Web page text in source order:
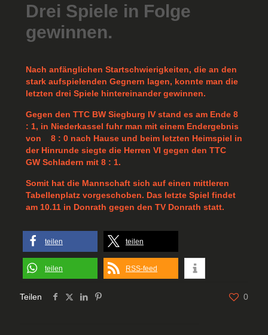
Drei Spiele in Folge
gewinnen.
Nach anfänglichen Startschwierigkeiten, die an den
stark aufspielenden Gegnern lagen, konnte man die
letzten drei Spiele hintereinander gewinnen.
Gegen den TTC BW Siegburg IV stand es am Ende 8
: 1, in Niederkassel fuhr man mit einem Endergebnis
von 8 : 0 nach Hause und beim letzten Heimspiel in
der Hinrunde siegte die Herren VI gegen den TTC
GW Schladern mit 8 : 1.
Somit hat die Mannschaft sich auf einen mittleren
Tabellenplatz vorgeschoben. Das letzte Spiel findet
am 10.11 in Donrath gegen den TV Donrath statt.
teilen teilen
teilen RSS-feed
Teilen 0